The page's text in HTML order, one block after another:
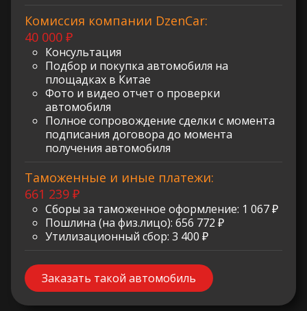
Комиссия компании DzenCar:
40 000 ₽
Консультация
Подбор и покупка автомобиля на
площадках в Китае
Фото и видео отчет о проверки
автомобиля
Полное сопровождение сделки с момента
подписания договора до момента
получения автомобиля
Таможенные и иные платежи:
661 239 ₽
Сборы за таможенное оформление: 1 067 ₽
Пошлина (на физ.лицо): 656 772 ₽
Утилизационный сбор: 3 400 ₽
Заказать такой автомобиль